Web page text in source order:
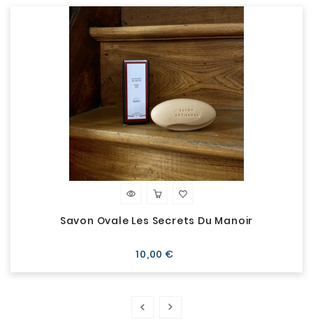
Savon Ovale Les Secrets Du Manoir
10,00 €